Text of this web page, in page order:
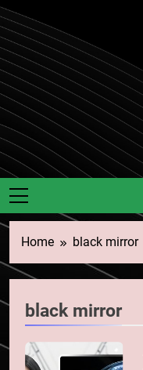
Skip
to
content
Home black mirror
black mirror